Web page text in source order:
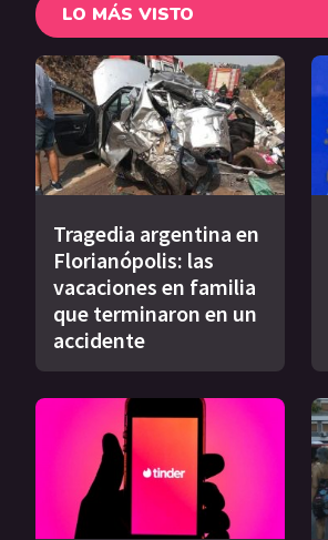
LO MÁS VISTO
Tragedia argentina en
Florianópolis: las
vacaciones en familia
que terminaron en un
accidente